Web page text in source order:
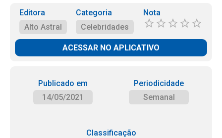
Editora
Alto Astral
Categoria
Celebridades
Nota
ACESSAR NO APLICATIVO
Publicado em
14/05/2021
Periodicidade
Semanal
Classificação